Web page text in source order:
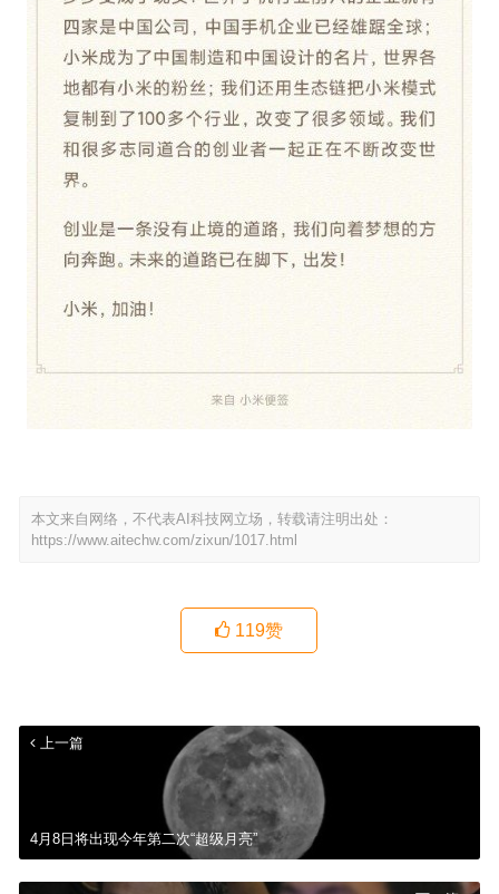
本文来自网络，不代表AI科技网立场，转载请注明出处：
https://www.aitechw.com/zixun/1017.html
119赞
上一篇
4月8日将出现今年第二次“超级月亮”